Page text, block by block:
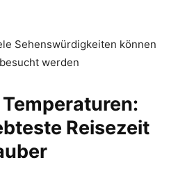
Sehenswürdigkeiten können
werden
Reisezeit